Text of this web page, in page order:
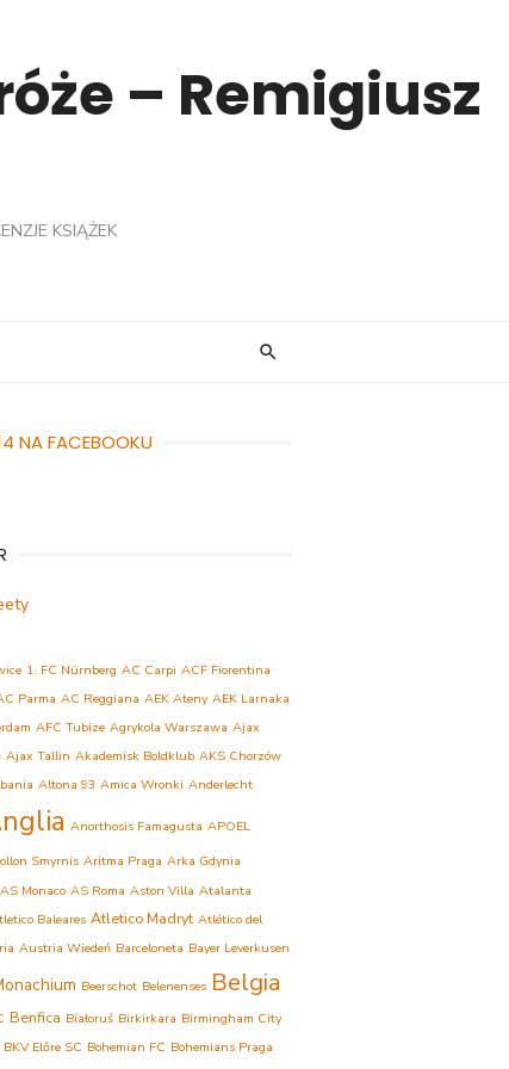
– Remigiusz
KSIĄŻEK
NA FACEBOOKU
1. FC Nürnberg AC Carpi ACF Fiorentina
Parma AC Reggiana AEK Ateny AEK Larnaka
AFC Tubize Agrykola Warszawa Ajax
Ajax Tallin Akademisk Boldklub AKS Chorzów
Altona 93 Amica Wronki Anderlecht
Anorthosis Famagusta APOEL
Smyrnis Aritma Praga Arka Gdynia
AS Monaco AS Roma Aston Villa Atalanta
Baleares Atletico Madryt Atlético del
Austria Wiedeń Barceloneta Bayer Leverkusen
Beerschot Belenenses Belgia
Benfica Białoruś Birkirkara Birmingham City
BKV Előre SC Bohemian FC Bohemians Praga